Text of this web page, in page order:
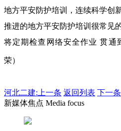
地方平安防护培训，连续科学创
推进的地方平安防护培训很常见
将定期检查网络安全作业 贯通
荣）
河北二建: 上一条 返回列表 下一条
新媒体焦点 Media focus